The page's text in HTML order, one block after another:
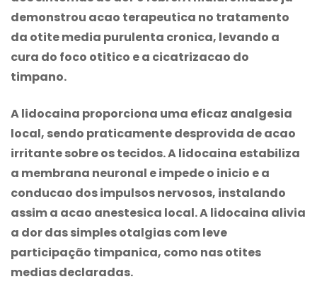
demonstrou acao terapeutica no tratamento
da otite media purulenta cronica, levando a
cura do foco otitico e a cicatrizacao do
timpano.
A lidocaina proporciona uma eficaz analgesia
local, sendo praticamente desprovida de acao
irritante sobre os tecidos. A lidocaina estabiliza
a membrana neuronal e impede o inicio e a
conducao dos impulsos nervosos, instalando
assim a acao anestesica local. A lidocaina alivia
a dor das simples otalgias com leve
participação timpanica, como nas otites
medias declaradas.